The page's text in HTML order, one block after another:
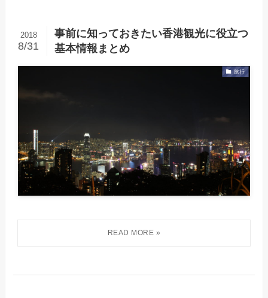
事前に知っておきたい香港観光に役立つ
基本情報まとめ
2018
8/31
旅行